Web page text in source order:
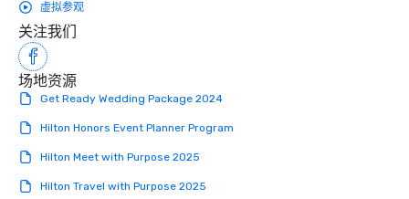
more, Premiere will bring the basics
you need to the party, and provide the
‘frills’ you want to help realize your
event dreams. If on the other hand,
you’re wanting to ‘get down to
business’, we can handle your wants
and needs equally well. We’re in
looking for the best rental and event
value, and we’re proud to say that
虚拟参观
关注我们
场地资源
Get Ready Wedding Package 2024
Hilton Honors Event Planner Program
Hilton Meet with Purpose 2025
Hilton Travel with Purpose 2025